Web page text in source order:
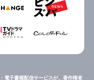
電子書籍配信サービスが、著作権者